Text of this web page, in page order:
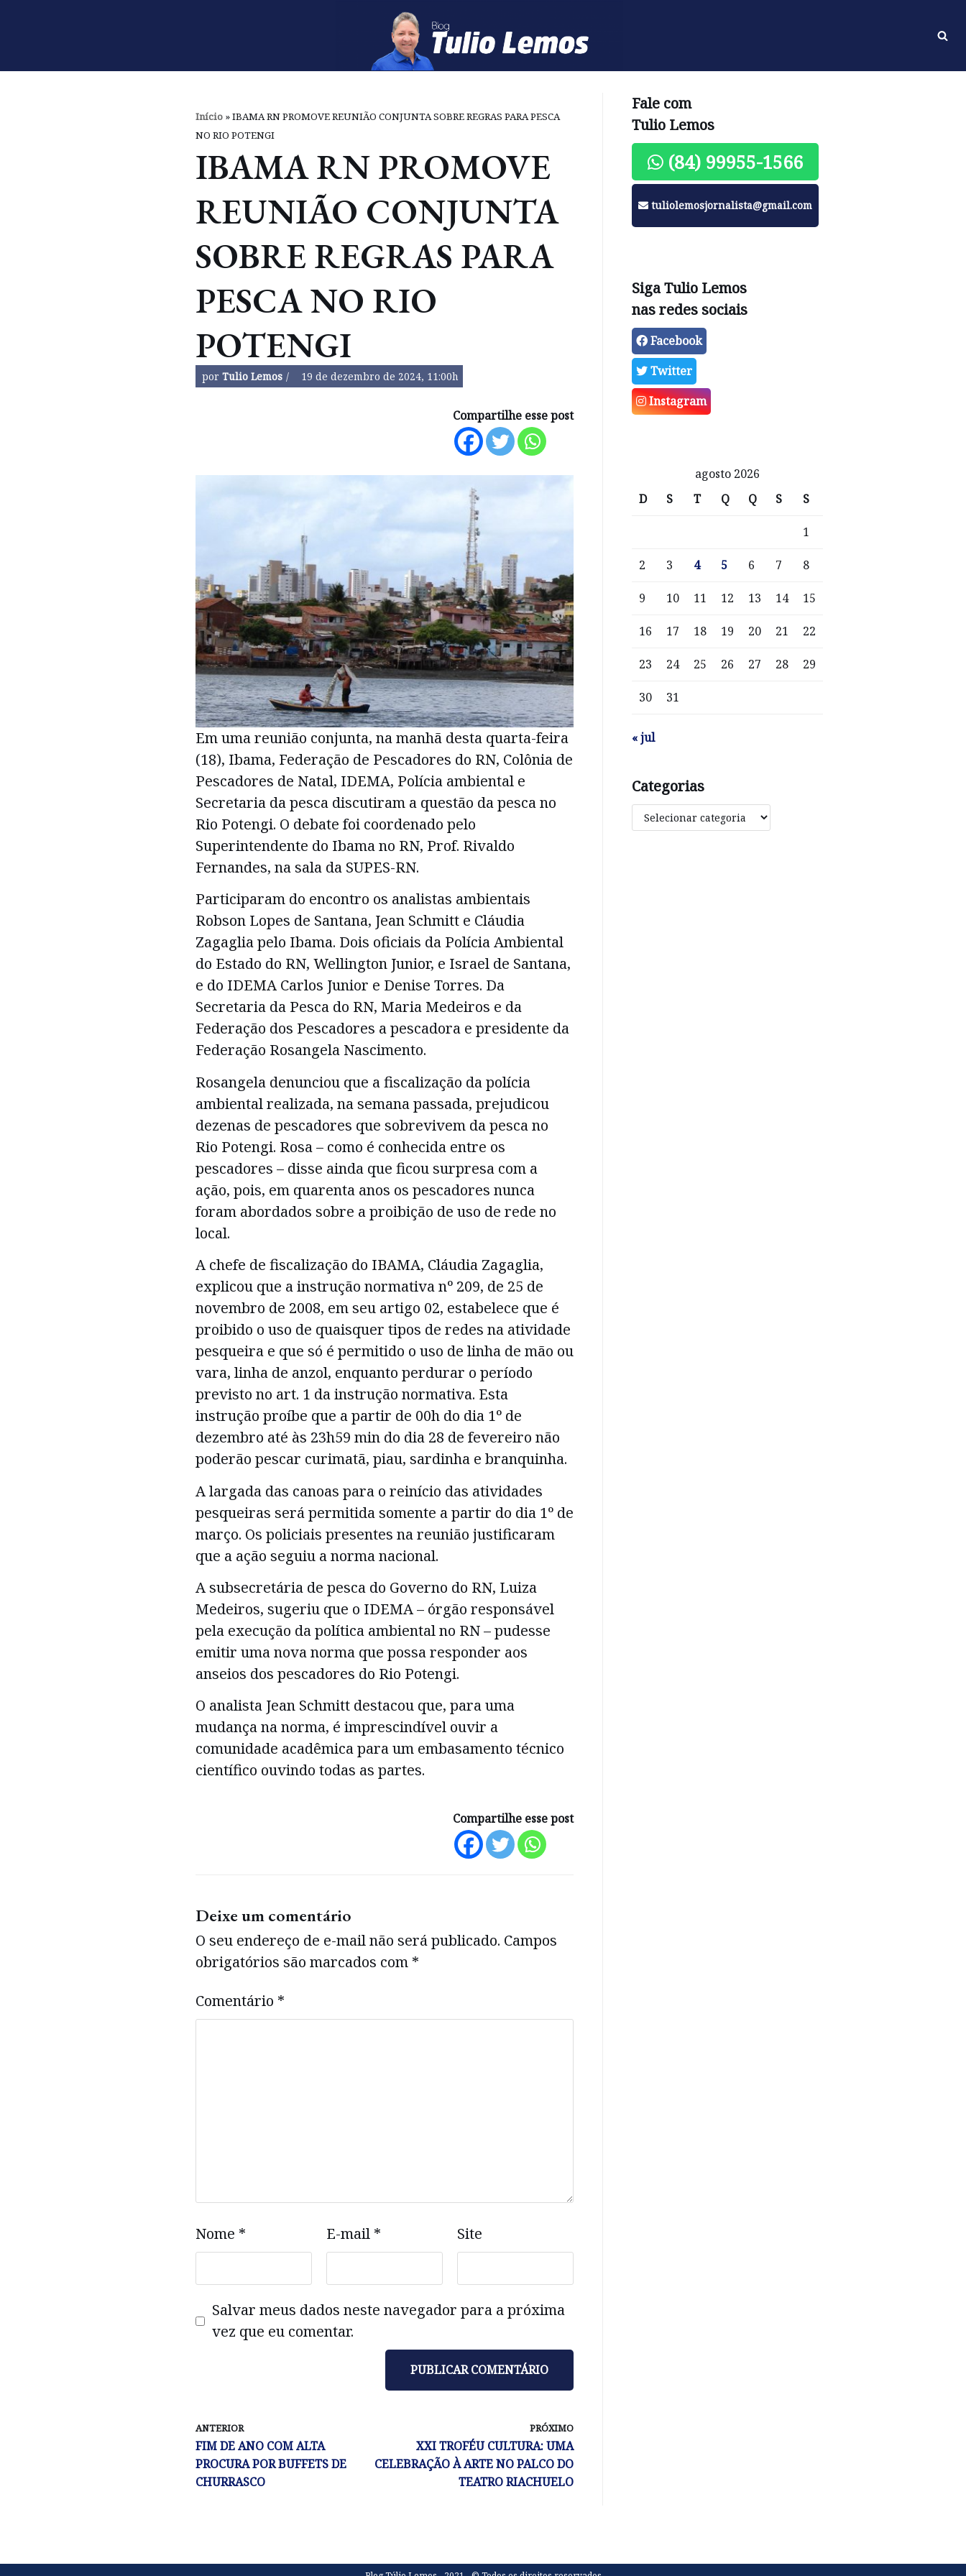
o
Início »IBAMA RN PROMOVE REUNIÃO CONJUNTA SOBRE REGRAS PARA PESCA
NO RIO POTENGI
IBAMA RN PROMOVE
REUNIÃO CONJUNTA
SOBRE REGRAS PARA
PESCA NO RIO
POTENGI
por Tulio Lemos 19 de dezembro de 2024, 11:00h
Compartilhe esse post
Em uma reunião conjunta, na manhã desta quarta-feira
(18), Ibama, Federação de Pescadores do RN, Colônia de
Pescadores de Natal, IDEMA, Polícia ambiental e
Secretaria da pesca discutiram a questão da pesca no
Rio Potengi. O debate foi coordenado pelo
Superintendente do Ibama no RN, Prof. Rivaldo
Fernandes, na sala da SUPES-RN.
Participaram do encontro os analistas ambientais
Robson Lopes de Santana, Jean Schmitt e Cláudia
Zagaglia pelo Ibama. Dois oficiais da Polícia Ambiental
do Estado do RN, Wellington Junior, e Israel de Santana,
e do IDEMA Carlos Junior e Denise Torres. Da
Secretaria da Pesca do RN, Maria Medeiros e da
Federação dos Pescadores a pescadora e presidente da
Federação Rosangela Nascimento.
Rosangela denunciou que a fiscalização da polícia
ambiental realizada, na semana passada, prejudicou
dezenas de pescadores que sobrevivem da pesca no
Rio Potengi. Rosa – como é conhecida entre os
pescadores – disse ainda que ficou surpresa com a
ação, pois, em quarenta anos os pescadores nunca
foram abordados sobre a proibição de uso de rede no
local.
A chefe de fiscalização do IBAMA, Cláudia Zagaglia,
explicou que a instrução normativa nº 209, de 25 de
novembro de 2008, em seu artigo 02, estabelece que é
proibido o uso de quaisquer tipos de redes na atividade
pesqueira e que só é permitido o uso de linha de mão ou
vara, linha de anzol, enquanto perdurar o período
previsto no art. 1 da instrução normativa. Esta
instrução proíbe que a partir de 00h do dia 1º de
dezembro até às 23h59 min do dia 28 de fevereiro não
poderão pescar curimatã, piau, sardinha e branquinha.
A largada das canoas para o reinício das atividades
pesqueiras será permitida somente a partir do dia 1º de
março. Os policiais presentes na reunião justificaram
que a ação seguiu a norma nacional.
A subsecretária de pesca do Governo do RN, Luiza
Medeiros, sugeriu que o IDEMA – órgão responsável
pela execução da política ambiental no RN – pudesse
emitir uma nova norma que possa responder aos
anseios dos pescadores do Rio Potengi.
O analista Jean Schmitt destacou que, para uma
mudança na norma, é imprescindível ouvir a
comunidade acadêmica para um embasamento técnico
científico ouvindo todas as partes.
Compartilhe esse post
Deixe um comentário
O seu endereço de e-mail não será publicado. Campos
obrigatórios são marcados com *
Comentário *
Nome * E-mail * Site
Salvar meus dados neste navegador para a próxima
vez que eu comentar.
ANTERIOR
FIM DE ANO COM ALTA
PROCURA POR BUFFETS DE
CHURRASCO
PRÓXIMO
XXI TROFÉU CULTURA: UMA
CELEBRAÇÃO À ARTE NO PALCO DO
TEATRO RIACHUELO
Fale com
Tulio Lemos
(84) 99955-1566
tuliolemosjornalista@gmail.com
Siga Tulio Lemos
nas redes sociais
Facebook
Twitter
Instagram
agosto 2026
D
S T Q Q S S
1
2 3 4 5 6 7 8
9 10 11 12 13 14 15
16 17 18 19 20 21 22
23 24 25 26 27 28 29
30 31
« jul
Categorias